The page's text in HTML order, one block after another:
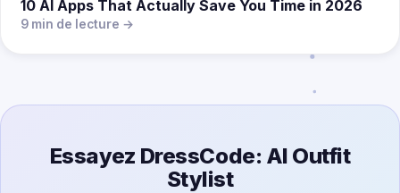
10 AI Apps That Actually Save You Time in 2026
9 min de lecture →
Essayez DressCode: AI Outfit
Stylist